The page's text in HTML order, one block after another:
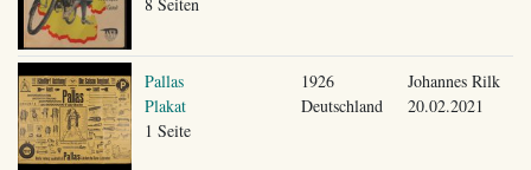
Pallas
Plakat
1 Seite
1926
Deutschland
Johannes Rilk
20.02.2021